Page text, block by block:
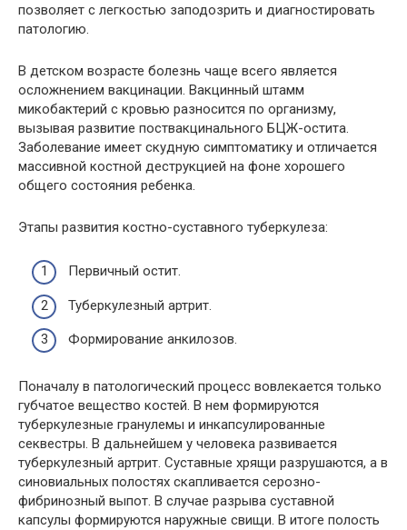
позволяет с легкостью заподозрить и диагностировать
патологию.
В детском возрасте болезнь чаще всего является
осложнением вакцинации. Вакцинный штамм
микобактерий с кровью разносится по организму,
вызывая развитие поствакцинального БЦЖ-остита.
Заболевание имеет скудную симптоматику и отличается
массивной костной деструкцией на фоне хорошего
общего состояния ребенка.
Этапы развития костно-суставного туберкулеза:
Первичный остит.
Туберкулезный артрит.
Формирование анкилозов.
Поначалу в патологический процесс вовлекается только
губчатое вещество костей. В нем формируются
туберкулезные гранулемы и инкапсулированные
секвестры. В дальнейшем у человека развивается
туберкулезный артрит. Суставные хрящи разрушаются, а в
синовиальных полостях скапливается серозно-
фибринозный выпот. В случае разрыва суставной
капсулы формируются наружные свищи. В итоге полость